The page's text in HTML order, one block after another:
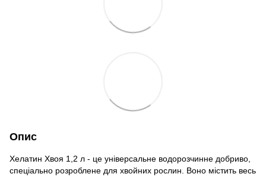
Опис
Хелатин Хвоя 1,2 л - це універсальне водорозчинне добриво,
спеціально розроблене для хвойних рослин. Воно містить весь